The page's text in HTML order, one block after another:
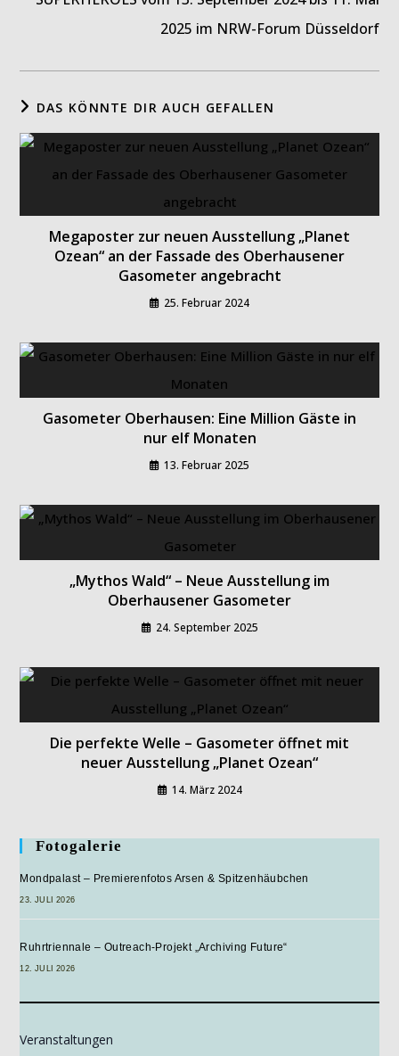
2025 im NRW-Forum Düsseldorf
DAS KÖNNTE DIR AUCH GEFALLEN
Megaposter zur neuen Ausstellung „Planet
Ozean“ an der Fassade des Oberhausener
Gasometer angebracht
25. Februar 2024
Gasometer Oberhausen: Eine Million Gäste in
nur elf Monaten
13. Februar 2025
„Mythos Wald“ – Neue Ausstellung im
Oberhausener Gasometer
24. September 2025
Die perfekte Welle – Gasometer öffnet mit
neuer Ausstellung „Planet Ozean“
14. März 2024
Fotogalerie
Mondpalast – Premierenfotos Arsen & Spitzenhäubchen
23. JULI 2026
Ruhrtriennale – Outreach-Projekt „Archiving Future“
12. JULI 2026
Veranstaltungen